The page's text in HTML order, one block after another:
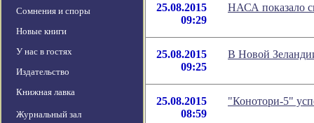
Сомнения и споры
Новые книги
У нас в гостях
Издательство
Книжная лавка
Журнальный зал
25.08.2015
09:29
НАСА показало
25.08.2015
09:25
В Новой
25.08.2015
08:59
"Конотори-5"